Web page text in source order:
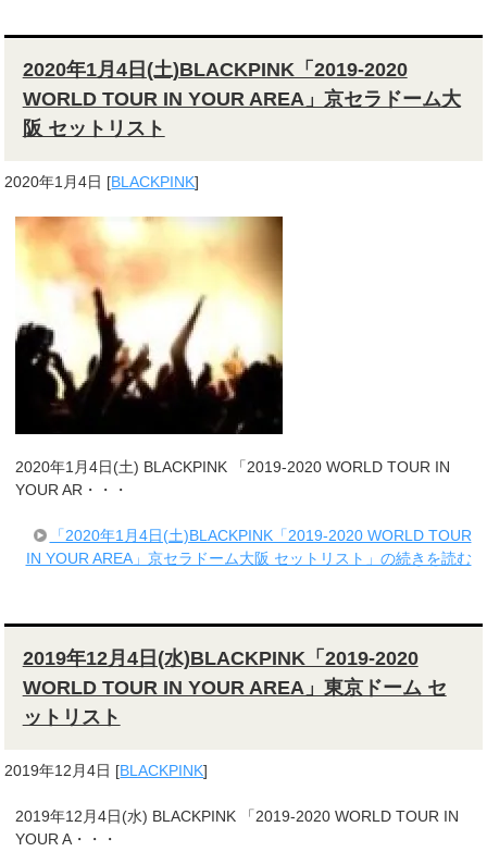
2020年1月4日(土)BLACKPINK「2019-2020
WORLD TOUR IN YOUR AREA」京セラドーム大
阪 セットリスト
2020年1月4日 [BLACKPINK]
2020年1月4日(土) BLACKPINK 「2019-2020 WORLD TOUR IN
YOUR AR・・・
「2020年1月4日(土)BLACKPINK「2019-2020 WORLD TOUR
IN YOUR AREA」京セラドーム大阪 セットリスト」の続きを読む
2019年12月4日(水)BLACKPINK「2019-2020
WORLD TOUR IN YOUR AREA」東京ドーム セ
ットリスト
2019年12月4日 [BLACKPINK]
2019年12月4日(水) BLACKPINK 「2019-2020 WORLD TOUR IN
YOUR A・・・